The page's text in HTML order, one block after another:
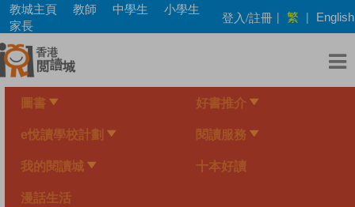
Skip
main
content
教城主頁 教師 中學生
小學生
家長
登入/註冊 | 繁 | English
圖書 好書推介
e悅讀學校計劃 閱讀服務
我的閱讀城 十本好讀
漫話生活